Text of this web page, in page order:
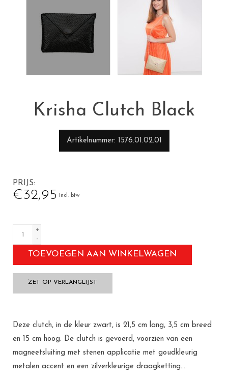
Krisha Clutch Black
Artikelnummer 1576.01.02.01
PRIJS
€32,95 Incl. btw
+
-
TOEVOEGEN AAN WINKELWAGEN
ZET OP VERLANGLIJST
Deze clutch, in de kleur zwart, is 21,5 cm lang, 3,5 cm breed
en 15 cm hoog. De clutch is gevoerd, voorzien van een
magneetsluiting met stenen applicatie met goudkleurig
metalen accent en een zilverkleurige draagketting....